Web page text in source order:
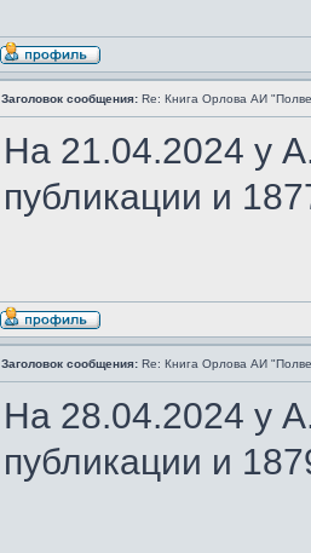
Заголовок сообщения: Re: Книга Орлова АИ
На 21.04.2024 у
публикации и
Заголовок сообщения: Re: Книга Орлова АИ
На 28.04.2024 у
публикации и